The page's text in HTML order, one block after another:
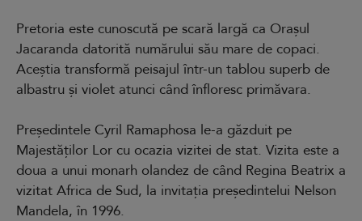
Pretoria este cunoscută pe scară largă ca Orașul
Jacaranda datorită numărului său mare de copaci.
Aceștia transformă peisajul într-un tablou superb de
albastru și violet atunci când înfloresc primăvara.
Președintele Cyril Ramaphosa le-a găzduit pe
Majestăților Lor cu ocazia vizitei de stat. Vizita este a
doua a unui monarh olandez de când Regina Beatrix a
vizitat Africa de Sud, la invitația președintelui Nelson
Mandela, în 1996.